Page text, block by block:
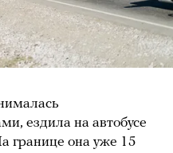
ездила на автобусе
границе она уже 15